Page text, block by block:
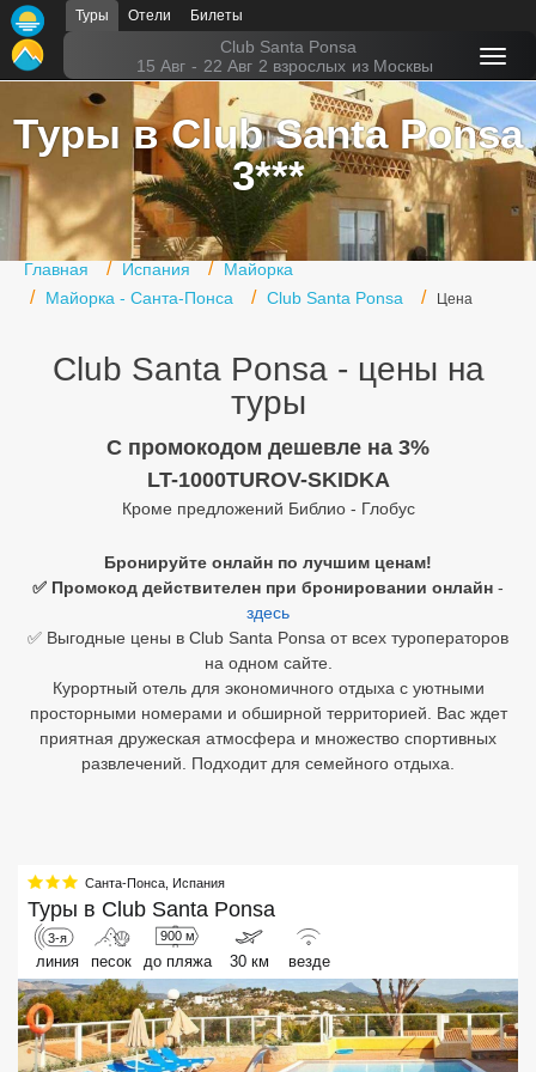
Туры Отели Билеты
Club Santa Ponsa
15 Авг - 22 Авг 2 взрослых из Москвы
Туры в Club Santa Ponsa
3***
Главная Испания
Майорка
Майорка - Санта-Понса
Club Santa Ponsa Цена
Club Santa Ponsa - цены на
туры
C промокодом дешевле на 3%
LT-1000TUROV-SKIDKA
Кроме предложений Библио - Глобус
Бронируйте онлайн по лучшим ценам!
✅ Промокод действителен при бронировании онлайн -
здесь
✅ Выгодные цены в Club Santa Ponsa от всех туроператоров
на одном сайте.
Курортный отель для экономичного отдыха с уютными
просторными номерами и обширной территорией. Вас ждет
приятная дружеская атмосфера и множество спортивных
развлечений. Подходит для семейного отдыха.
Санта-Понса, Испания
Туры в Club Santa Ponsa
3-я
линия песок
900 м
до пляжа 30 км везде
Главная
Горящие туры
Туры в Турцию
Туры в Египет
Туры в ОАЭ
Офис г. Москва
Египет
Куба
Бали
Вьетнам
Южный Гоа
Занзибар
Абхазия
Большой Сочи